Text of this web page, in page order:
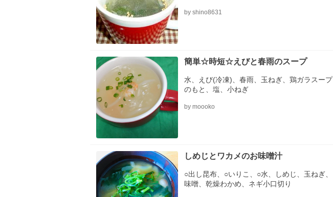
by shino8631
簡単☆時短☆えびと春雨のスープ
水、えび(冷凍)、春雨、玉ねぎ、鶏ガラスープ
のもと、塩、小ねぎ
by moooko
しめじとワカメのお味噌汁
○出し昆布、○いりこ、○水、しめじ、玉ねぎ、
味噌、乾燥わかめ、ネギ小口切り